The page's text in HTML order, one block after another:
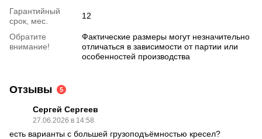
Гарантийный
срок, мес.
12
Обратите
внимание!
Фактические размеры могут незначительно
отличаться в зависимости от партии или
особенностей производства
Отзывы 5
Сергей Сергеев
27.06.2026 в 14:58
eсть варианты с большей грузоподъёмностью кресел?